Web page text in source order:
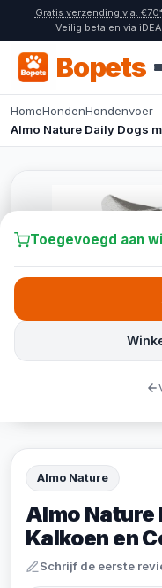
Gratis verzending v.a.
Veilig betalen via
Bopets
HomeHondenHondenvoer
Almo Nature Daily Dogs
Almo Nature
Almo Nature
Kalkoen en
Schrijf de eerste
Toegevoegd aan